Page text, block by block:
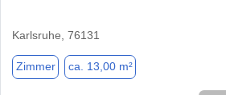
Karlsruhe, 76131
Zimmer ca. 13,00 m²